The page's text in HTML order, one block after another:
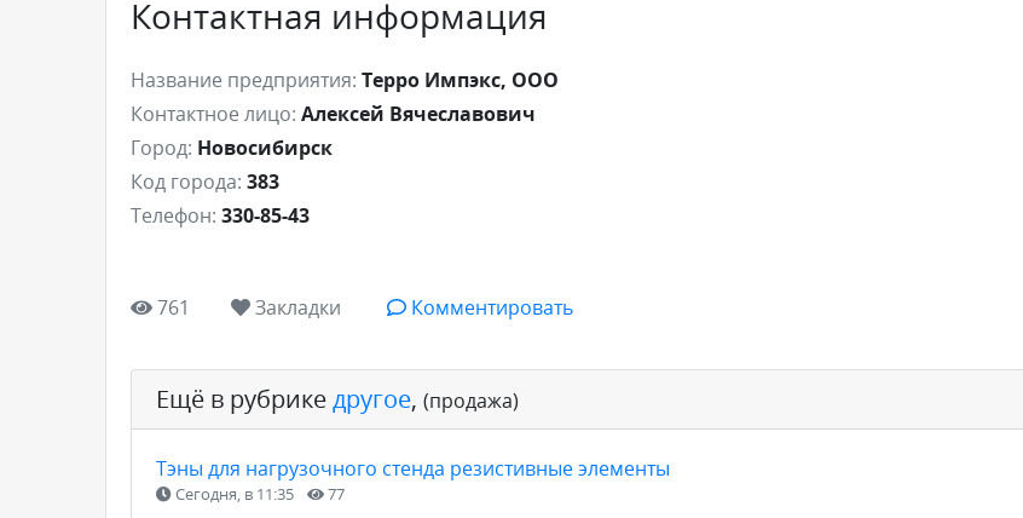
Контактная информация
Название предприятия: Терро Импэкс, ООО
Контактное лицо: Алексей Вячеславович
Город: Новосибирск
Код города: 383
Телефон: 330-85-43
761 Закладки Комментировать
Ещё в рубрикедругое, (продажа)
Тэны для нагрузочного стенда резистивные элементы
Сегодня, в 11:35 77